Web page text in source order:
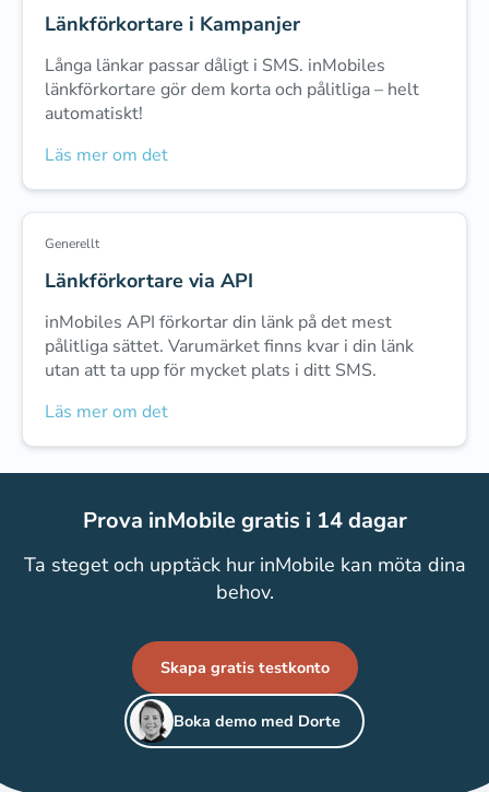
Länkförkortare i Kampanjer
Långa länkar passar dåligt i SMS. inMobiles
länkförkortare gör dem korta och pålitliga – helt
automatiskt!
Läs mer om det
Generellt
Länkförkortare via API
inMobiles API förkortar din länk på det mest
pålitliga sättet. Varumärket finns kvar i din länk
utan att ta upp för mycket plats i ditt SMS.
Läs mer om det
Prova inMobile gratis i 14 dagar
Ta steget och upptäck hur inMobile kan möta dina
behov.
Skapa gratis testkonto
Boka demo med Dorte